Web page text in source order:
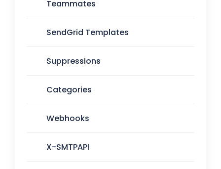
Teammates
SendGrid Templates
Suppressions
Categories
Webhooks
X-SMTPAPI